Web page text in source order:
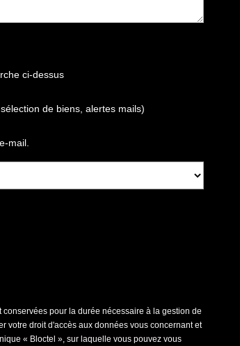
ci-dessus
de biens, alertes mails)
mail.
pour la durée nécessaire à la gestion de
votre droit d'accès aux données vous concernant et
« Bloctel », sur laquelle vous pouvez vous